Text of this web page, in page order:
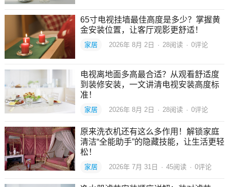
65寸电视挂墙最佳高度是多少？掌握黄
金安装位置，让客厅观影更舒适！
家居 2026年 8月 2日 · 28阅读 · 0评论
电视离地面多高最合适？从观看舒适度
到装修安装，一文讲清电视安装高度标
准！
家居 2026年 8月 2日 · 28阅读 · 0评论
原来洗衣机还有这么多作用！解锁家庭
清洁“全能助手”的隐藏技能，让生活更轻
松！
家居 2026年 7月 31日 · 45阅读 · 0评论